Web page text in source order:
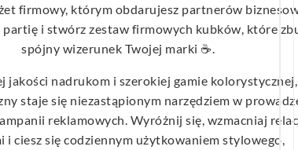
firmowy, którym obdarujesz partnerów
partię i stwórz zestaw firmowych kubków, które
spójny wizerunek Twojej marki ☕.
jakości nadrukom i szerokiej gamie
staje się niezastąpionym narzędziem w
reklamowych. Wyróżnij się, wzmacniaj
i ciesz się codziennym użytkowaniem stylowego,